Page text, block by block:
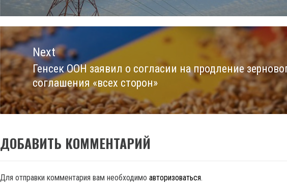
Next
Next
post:
Генсек ООН заявил о согласии на продление
соглашения «всех сторон»
ДОБАВИТЬ КОММЕНТАРИЙ
Для отправки комментария вам необходимо авторизоваться.